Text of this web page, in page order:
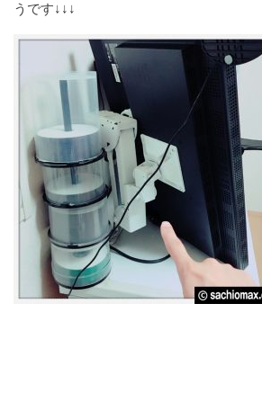
うです↓↓↓